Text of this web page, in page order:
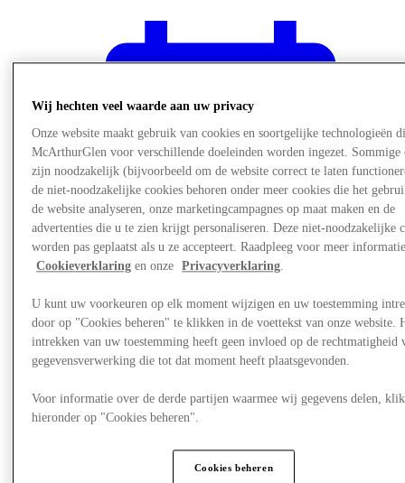
Nieuws
Wij hechten veel waarde aan uw privacy
Onze website maakt gebruik van cookies en soortgelijke technologieën
McArthurGlen voor verschillende doeleinden worden ingezet. Sommige
zijn noodzakelijk (bijvoorbeeld om de website correct te laten
de niet-noodzakelijke cookies behoren onder meer cookies die het
de website analyseren, onze marketingcampagnes op maat maken en de
advertenties die u te zien krijgt personaliseren. Deze niet-noodzakelijke
worden pas geplaatst als u ze accepteert. Raadpleeg voor meer
Cookieverklaring en onze Privacyverklaring.
U kunt uw voorkeuren op elk moment wijzigen en uw toestemming
door op "Cookies beheren" te klikken in de voettekst van onze website.
intrekken van uw toestemming heeft geen invloed op de rechtmatigheid
gegevensverwerking die tot dat moment heeft plaatsgevonden.
Voor informatie over de derde partijen waarmee wij gegevens delen,
hieronder op "Cookies beheren".
Cookies beheren